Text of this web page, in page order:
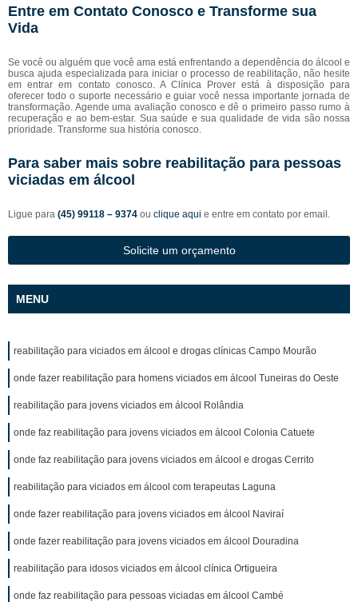
Entre em Contato Conosco e Transforme sua
Vida
Se você ou alguém que você ama está enfrentando a dependência do álcool e
busca ajuda especializada para iniciar o processo de reabilitação, não hesite
em entrar em contato conosco. A Clínica Prover está à disposição para
oferecer todo o suporte necessário e guiar você nessa importante jornada de
transformação. Agende uma avaliação conosco e dê o primeiro passo rumo à
recuperação e ao bem-estar. Sua saúde e sua qualidade de vida são nossa
prioridade. Transforme sua história conosco.
Para saber mais sobre reabilitação para pessoas
viciadas em álcool
Ligue para (45) 99118 – 9374 ou clique aqui e entre em contato por email.
Solicite um orçamento
MENU
reabilitação para viciados em álcool e drogas clínicas Campo Mourão
onde fazer reabilitação para homens viciados em álcool Tuneiras do Oeste
reabilitação para jovens viciados em álcool Rolândia
onde faz reabilitação para jovens viciados em álcool Colonia Catuete
onde faz reabilitação para jovens viciados em álcool e drogas Cerrito
reabilitação para viciados em álcool com terapeutas Laguna
onde fazer reabilitação para jovens viciados em álcool Naviraí
onde fazer reabilitação para jovens viciados em álcool Douradina
reabilitação para idosos viciados em álcool clínica Ortigueira
onde faz reabilitação para pessoas viciadas em álcool Cambé